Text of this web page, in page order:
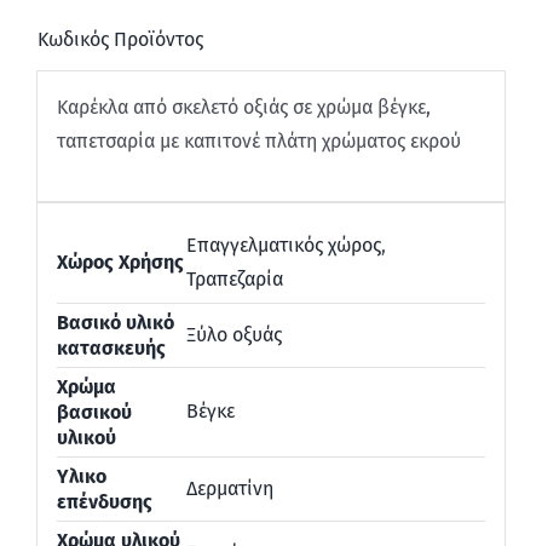
Κωδικός Προϊόντος
Καρέκλα από σκελετό οξιάς σε χρώμα βέγκε,
ταπετσαρία με καπιτονέ πλάτη χρώματος εκρού
Χώρος Χρήσης
Επαγγελματικός χώρος,
Τραπεζαρία
Βασικό υλικό
κατασκευής
Ξύλο οξυάς
Χρώμα
βασικού
υλικού
Βέγκε
Υλικο
επένδυσης
Δερματίνη
Χρώμα υλικού